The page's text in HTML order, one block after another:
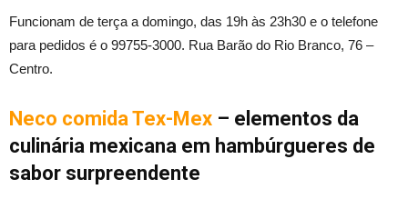
Funcionam de terça a domingo, das 19h às 23h30 e o telefone
para pedidos é o 99755-3000. Rua Barão do Rio Branco, 76 –
Centro.
Neco comida Tex-Mex – elementos da
culinária mexicana em hambúrgueres de
sabor surpreendente